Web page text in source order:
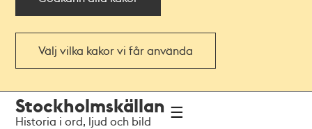
Välj vilka kakor vi får använda
navigationen
huvudinnehållet
Stockholmskällan
Historia i ord, ljud och bild